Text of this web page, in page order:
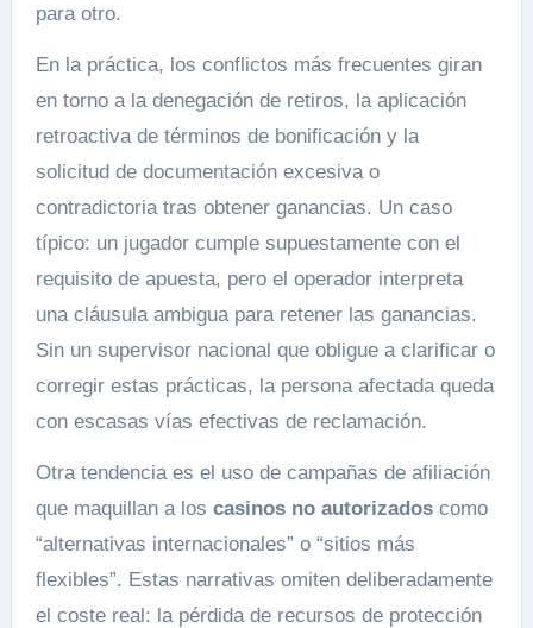
para otro.
En la práctica, los conflictos más frecuentes giran
en torno a la denegación de retiros, la aplicación
retroactiva de términos de bonificación y la
solicitud de documentación excesiva o
contradictoria tras obtener ganancias. Un caso
típico: un jugador cumple supuestamente con el
requisito de apuesta, pero el operador interpreta
una cláusula ambigua para retener las ganancias.
Sin un supervisor nacional que obligue a clarificar o
corregir estas prácticas, la persona afectada queda
con escasas vías efectivas de reclamación.
Otra tendencia es el uso de campañas de afiliación
que maquillan a los casinos no autorizadoscomo
“alternativas internacionales” o “sitios más
flexibles”. Estas narrativas omiten deliberadamente
el coste real: la pérdida de recursos de protección